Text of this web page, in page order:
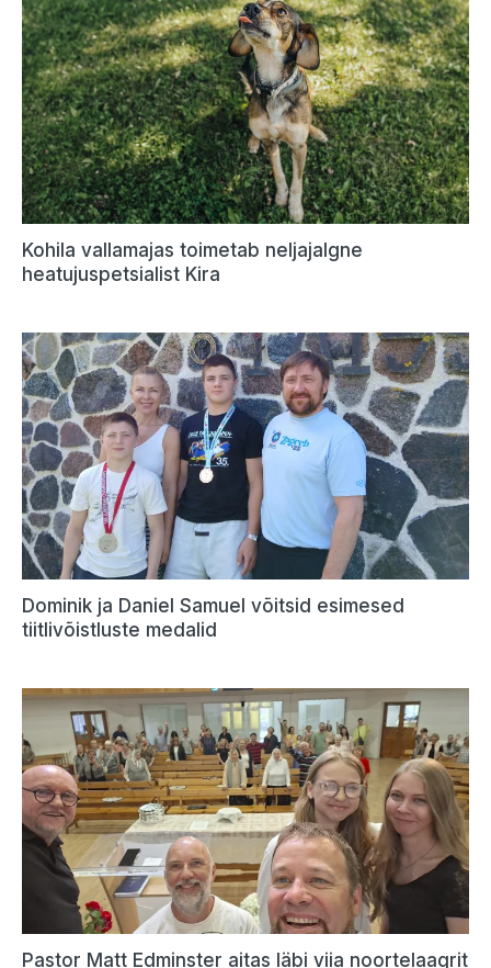
Kohila vallamajas toimetab neljajalgne
heatujuspetsialist Kira
Dominik ja Daniel Samuel võitsid esimesed
tiitlivõistluste medalid
Pastor Matt Edminster aitas läbi viia noortelaagrit